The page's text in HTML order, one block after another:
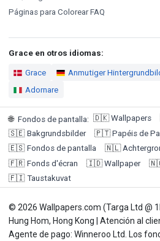
Páginas para Colorear FAQ
Grace en otros idiomas:
Grace Anmutiger
Adornare
🌐 Fondos de pantalla: 🇩🇰 Wallpapers
🇸🇪 Bakgrundsbilder 🇵🇹 Papéis de
🇪🇸 Fondos de pantalla 🇳🇱
🇫🇷 Fonds d'écran 🇮🇩 Wallpaper
🇫🇮 Taustakuvat
© 2026 Wallpapers.com (Targa Ltd @
Hung Hom, Hong Kong | Atención al
Agente de pago: Winneroo Ltd. Los